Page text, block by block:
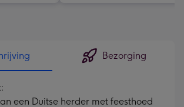
Bezorging
een Duitse herder met feesthoed